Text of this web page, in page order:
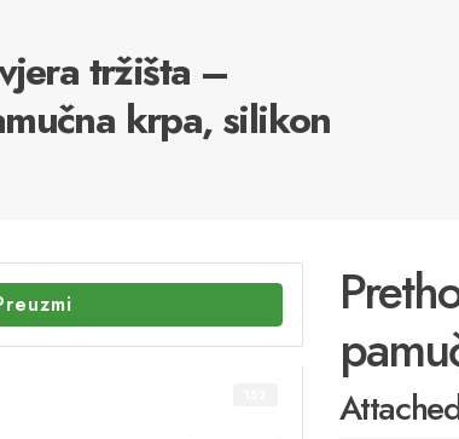
tržišta –
krpa, silikon